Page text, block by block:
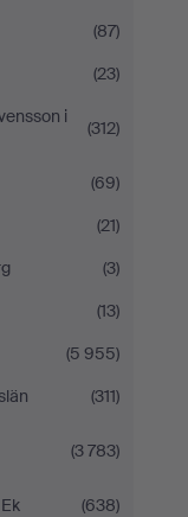
(87)
(23)
i
(312)
(69)
(21)
(3)
(13)
(5 955)
(311)
(3 783)
(638)